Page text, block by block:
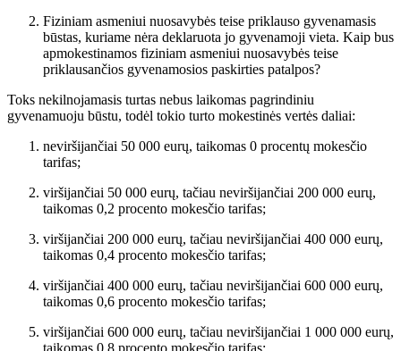
Fiziniam asmeniui nuosavybės teise priklauso gyvenamasis
būstas, kuriame nėra deklaruota jo gyvenamoji vieta. Kaip bus
apmokestinamos fiziniam asmeniui nuosavybės teise
priklausančios gyvenamosios paskirties patalpos?
Toks nekilnojamasis turtas nebus laikomas pagrindiniu
gyvenamuoju būstu, todėl tokio turto mokestinės vertės daliai:
neviršijančiai 50 000 eurų, taikomas 0 procentų mokesčio
tarifas;
viršijančiai 50 000 eurų, tačiau neviršijančiai 200 000 eurų,
taikomas 0,2 procento mokesčio tarifas;
viršijančiai 200 000 eurų, tačiau neviršijančiai 400 000 eurų,
taikomas 0,4 procento mokesčio tarifas;
viršijančiai 400 000 eurų, tačiau neviršijančiai 600 000 eurų,
taikomas 0,6 procento mokesčio tarifas;
viršijančiai 600 000 eurų, tačiau neviršijančiai 1 000 000 eurų,